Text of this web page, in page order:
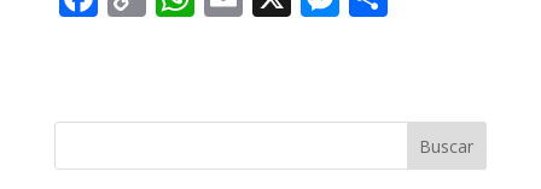
b y s l e p
arBuscar